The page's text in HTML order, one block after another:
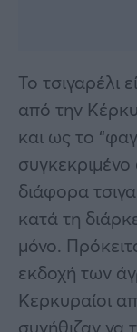
Το τσιγαρέλι
από την
και ως το
διάφορα
κατά τη
μόνο.
εκδοχή των
Κερκυραίοι
συνήθιζαν να